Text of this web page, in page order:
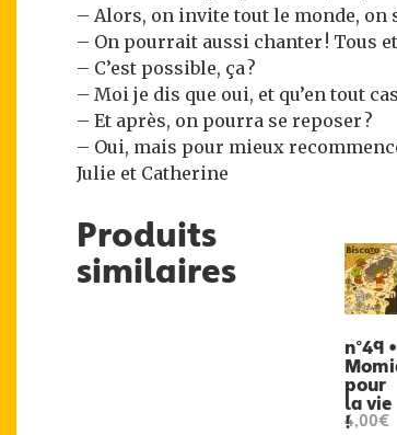
– Alors, on invite tout le monde, on
– On pourrait aussi chanter ! Tous
– C’est possible, ça ?
– Moi je dis que oui, et qu’en tout
– Et après, on pourra se reposer ?
– Oui, mais pour mieux
Julie et Catherine
Produits
similaires
n°49 •
pour
la vie
!
4,00€